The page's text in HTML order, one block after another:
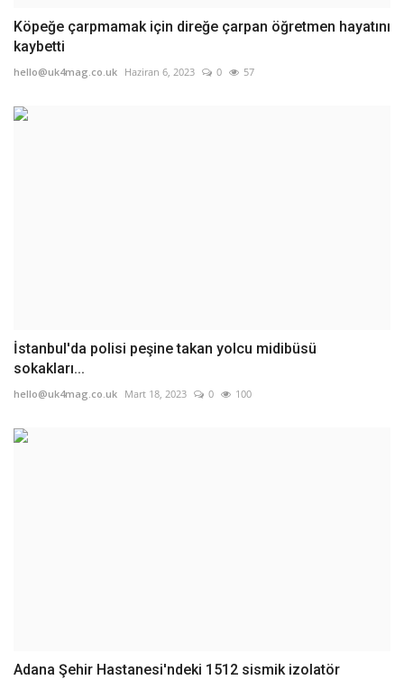
Köpeğe çarpmamak için direğe çarpan öğretmen hayatını
kaybetti
hello@uk4mag.co.uk Haziran 6, 2023 0 57
İstanbul'da polisi peşine takan yolcu midibüsü
sokakları...
hello@uk4mag.co.uk Mart 18, 2023 0 100
Adana Şehir Hastanesi'ndeki 1512 sismik izolatör